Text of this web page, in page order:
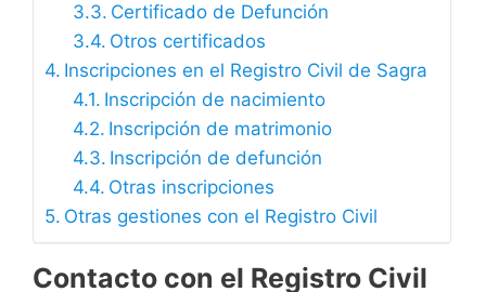
Certificado de Defunción
Otros certificados
Inscripciones en el Registro Civil de Sagra
Inscripción de nacimiento
Inscripción de matrimonio
Inscripción de defunción
Otras inscripciones
Otras gestiones con el Registro Civil
Contacto con el Registro Civil